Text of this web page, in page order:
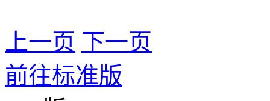
上一页 下一页
前往标准版